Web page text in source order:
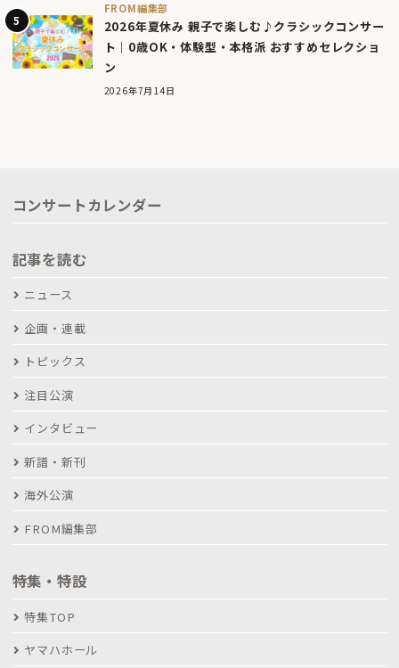
FROM編集部
2026年夏休み 親子で楽しむ♪クラシックコンサー
ト｜0歳OK・体験型・本格派 おすすめセレクショ
ン
2026年7月14日
コンサートカレンダー
記事を読む
ニュース
企画・連載
トピックス
注目公演
インタビュー
新譜・新刊
海外公演
FROM編集部
特集・特設
特集TOP
ヤマハホール